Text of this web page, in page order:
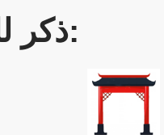
ذكر للشخصية: